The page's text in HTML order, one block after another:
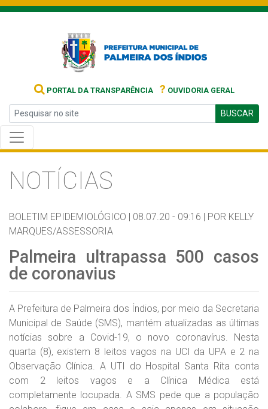
PORTAL DA TRANSPARÊNCIA ? OUVIDORIA GERAL
BUSCAR
NOTÍCIAS
BOLETIM EPIDEMIOLÓGICO | 08.07.20 - 09:16 | POR KELLY
MARQUES/ASSESSORIA
Palmeira ultrapassa 500 casos
de coronavius
A Prefeitura de Palmeira dos Índios, por meio da Secretaria
Municipal de Saúde (SMS), mantém atualizadas as últimas
notícias sobre a Covid-19, o novo coronavírus. Nesta
quarta (8), existem 8 leitos vagos na UCI da UPA e 2 na
Observação Clínica. A UTI do Hospital Santa Rita conta
com 2 leitos vagos e a Clínica Médica está
completamente locupada. A SMS pede que a população